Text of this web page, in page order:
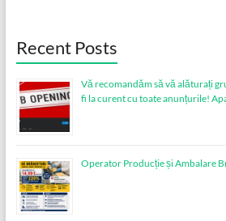
Recent Posts
Vă recomandăm să vă alăturați
fi la curent cu toate anunțurile!
Operator Producție și Ambalare